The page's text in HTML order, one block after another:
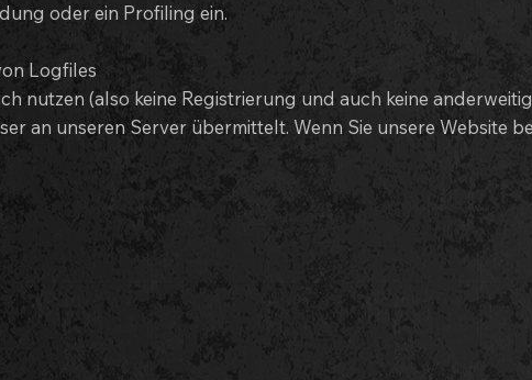
oder ein Profiling ein.
Logfiles
nutzen (also keine Registrierung und auch keine
an unseren Server übermittelt. Wenn Sie unsere Website